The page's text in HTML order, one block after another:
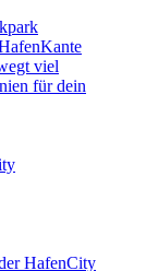
viel
für dein
HafenCity